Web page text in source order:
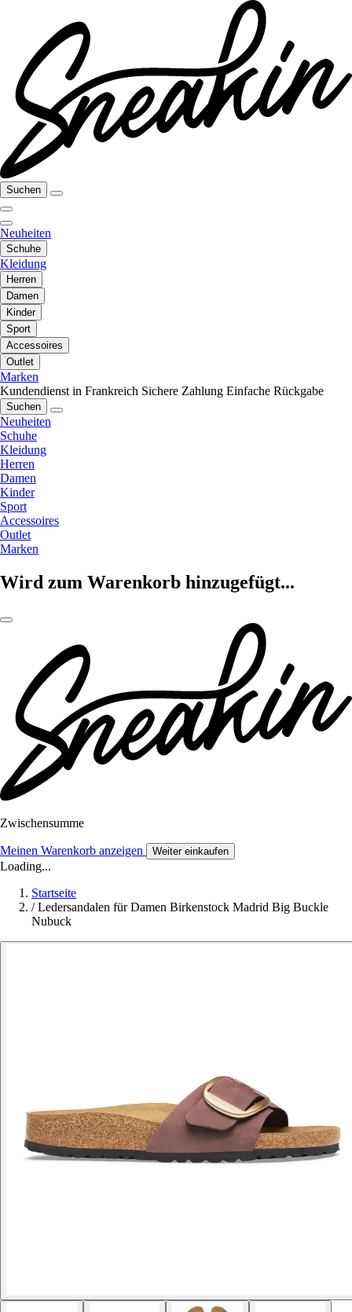
Suchen
Neuheiten
Schuhe
Kleidung
Herren
Damen
Kinder
Sport
Accessoires
Outlet
Marken
Kundendienst in Frankreich Sichere Zahlung Einfache Rückgabe
Suchen
Neuheiten
Schuhe
Kleidung
Herren
Damen
Kinder
Sport
Accessoires
Outlet
Marken
Wird zum Warenkorb hinzugefügt...
Zwischensumme
Meinen Warenkorb anzeigen Weiter einkaufen
Loading...
Startseite
/ Ledersandalen für Damen Birkenstock Madrid Big Buckle
Nubuck